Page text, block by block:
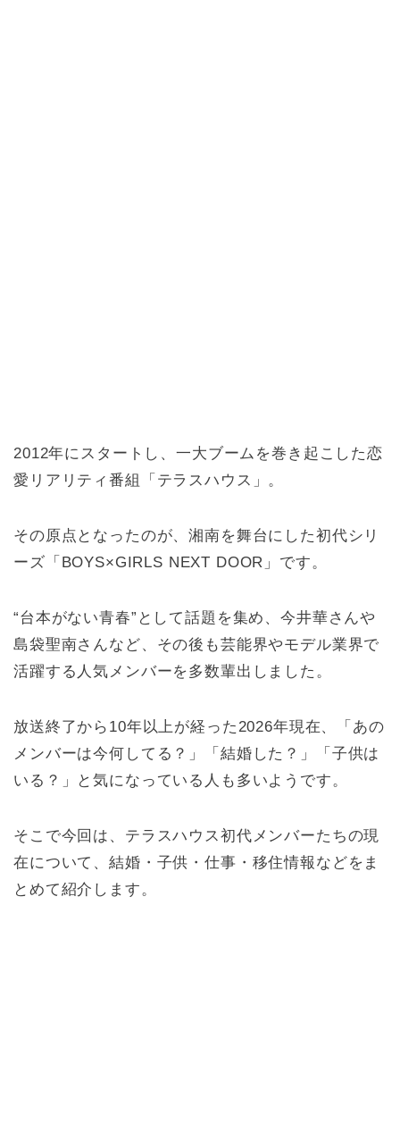
2012年にスタートし、一大ブームを巻き起こした恋
愛リアリティ番組「テラスハウス」。
その原点となったのが、湘南を舞台にした初代シリ
ーズ「BOYS×GIRLS NEXT DOOR」です。
“台本がない青春”として話題を集め、今井華さんや
島袋聖南さんなど、その後も芸能界やモデル業界で
活躍する人気メンバーを多数輩出しました。
放送終了から10年以上が経った2026年現在、「あの
メンバーは今何してる？」「結婚した？」「子供は
いる？」と気になっている人も多いようです。
そこで今回は、テラスハウス初代メンバーたちの現
在について、結婚・子供・仕事・移住情報などをま
とめて紹介します。